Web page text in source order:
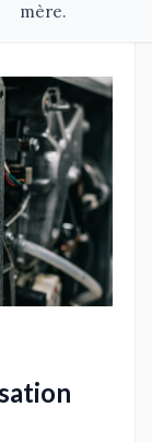
mère.